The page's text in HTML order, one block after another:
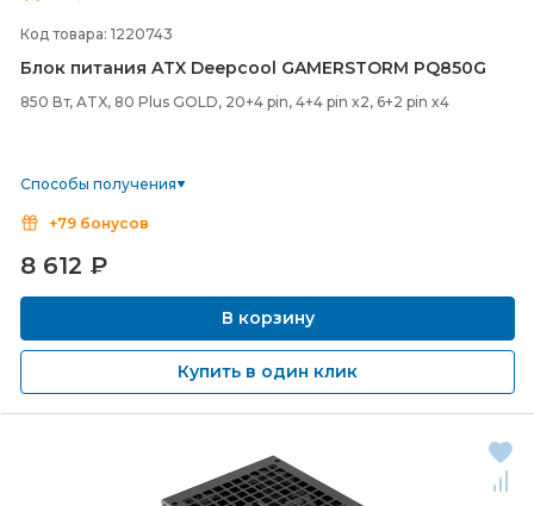
Код товара: 1220743
Блок питания ATX Deepcool GAMERSTORM PQ850G
850 Вт, ATX, 80 Plus GOLD, 20+4 pin, 4+4 pin x2, 6+2 pin x4
Способы получения
+79 бонусов
8 612 ₽
В корзину
Купить в один клик